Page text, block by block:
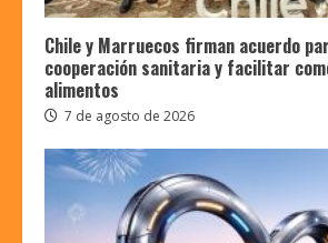
Chile y Marruecos firman acuerdo
cooperación sanitaria y facilitar
alimentos
7 de agosto de 2026